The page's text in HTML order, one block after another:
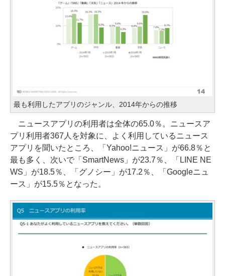
最も利用したアプリのジャンル、2014年からの推移
ニュースアプリの利用者は全体の65.0％。ニュースア
プリ利用者367人を対象に、よく利用しているニュース
アプリを聞いたところ、「Yahoo!ニュース」が66.8％と
最も多く、次いで「SmartNews」が23.7％、「LINE NE
WS」が18.5％、「グノシー」が17.2％、「Googleニュ
ース」が15.5％となった。